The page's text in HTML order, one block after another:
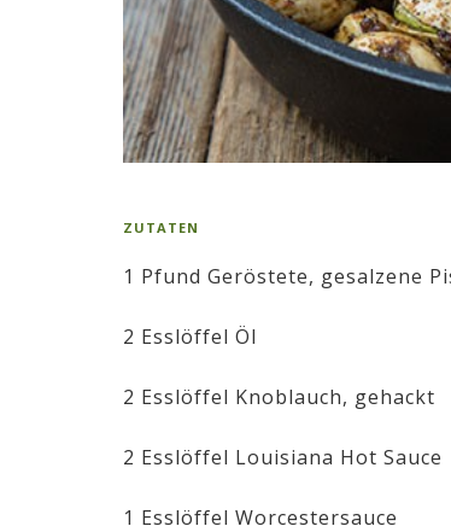
ZUTATEN
1 Pfund Geröstete, gesalzene
2 Esslöffel Öl
2 Esslöffel Knoblauch, gehackt
2 Esslöffel Louisiana Hot Sauce
1 Esslöffel Worcestersauce